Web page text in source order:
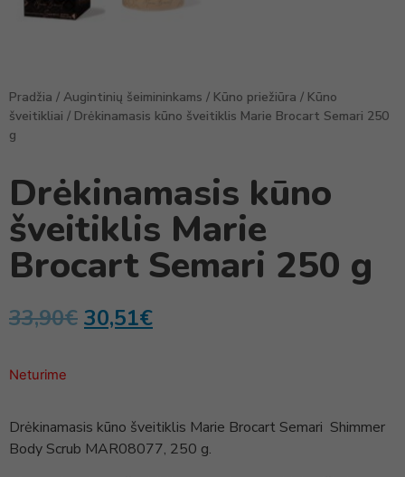
Pradžia / Augintinių šeimininkams / Kūno priežiūra / Kūno
šveitikliai / Drėkinamasis kūno šveitiklis Marie Brocart Semari 250
g
Drėkinamasis kūno
šveitiklis Marie
Brocart Semari 250 g
33,90€ 30,51€
Neturime
Drėkinamasis kūno šveitiklis Marie Brocart Semari Shimmer
Body Scrub MAR08077, 250 g.